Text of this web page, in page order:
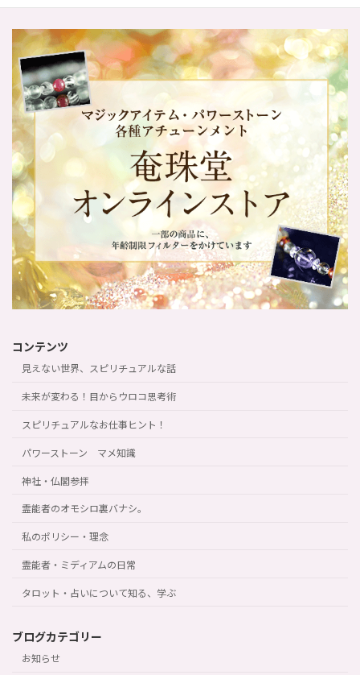
コンテンツ
見えない世界、スピリチュアルな話
未来が変わる！目からウロコ思考術
スピリチュアルなお仕事ヒント！
パワーストーン マメ知識
神社・仏閣参拝
霊能者のオモシロ裏バナシ。
私のポリシー・理念
霊能者・ミディアムの日常
タロット・占いについて知る、学ぶ
ブログカテゴリー
お知らせ